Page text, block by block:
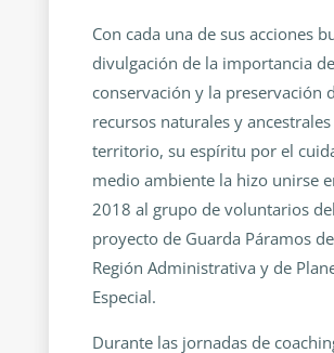
Con cada una de sus acciones
divulgación de la importancia
conservación y la preservación
recursos naturales y ancestrales
territorio, su espíritu por el
medio ambiente la hizo unirse
2018 al grupo de voluntarios del
proyecto de Guarda Páramos
Región Administrativa y de
Especial.
Durante las jornadas de